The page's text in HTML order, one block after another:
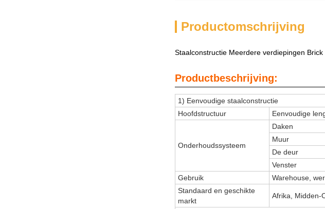
Productomschrijving
Staalconstructie Meerdere verdiepingen
Productbeschrijving:
1) Eenvoudige staalconstructie
Hoofdstructuur
Eenvoudige
Onderhoudssysteem
Daken
Muur
De deur
Venster
Gebruik
Warehouse,
Standaard en geschikte
markt
Afrika, Midden-